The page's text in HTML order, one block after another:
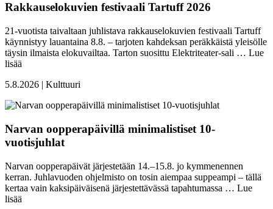
Rakkauselokuvien festivaali Tartuff 2026
21-vuotista taivaltaan juhlistava rakkauselokuvien festivaali Tartuff
käynnistyy lauantaina 8.8. – tarjoten kahdeksan peräkkäistä yleisölle
täysin ilmaista elokuvailtaa. Tarton suosittu Elektriteater-sali … Lue
lisää
5.8.2026 | Kulttuuri
Narvan oopperapäivillä minimalistiset 10-
vuotisjuhlat
Narvan oopperapäivät järjestetään 14.–15.8. jo kymmenennen
kerran. Juhlavuoden ohjelmisto on tosin aiempaa suppeampi – tällä
kertaa vain kaksipäiväisenä järjestettävässä tapahtumassa … Lue
lisää